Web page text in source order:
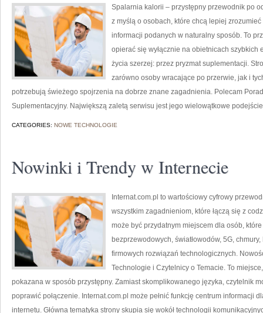
Spalarnia kalorii – przystępny przewodnik po
z myślą o osobach, które chcą lepiej
informacji podanych w naturalny sposób. To
opierać się wyłącznie na obietnicach szybkich
życia szerzej: przez pryzmat suplementacji.
zarówno osoby wracające po przerwie, jak i
potrzebują świeżego spojrzenia na dobrze znane zagadnienia. Polecam
Suplementacyjny. Największą zaletą serwisu jest jego wielowątkowe
CATEGORIES: NOWE TECHNOLOGIE
Nowinki i Trendy w Internecie
Internat.com.pl to wartościowy cyfrowy
wszystkim zagadnieniom, które łączą się z
może być przydatnym miejscem dla osób,
bezprzewodowych, światłowodów, 5G,
firmowych rozwiązań technologicznych.
Technologie i Czytelnicy o Temacie. To
pokazana w sposób przystępny. Zamiast skomplikowanego języka, czytelnik
poprawić połączenie. Internat.com.pl może pełnić funkcję centrum informacji
internetu. Główna tematyka strony skupia się wokół technologii